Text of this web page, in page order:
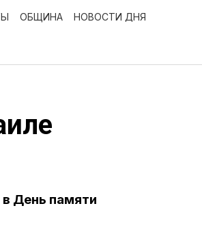
ОБЩИНА НОВОСТИ ДНЯ
День памяти